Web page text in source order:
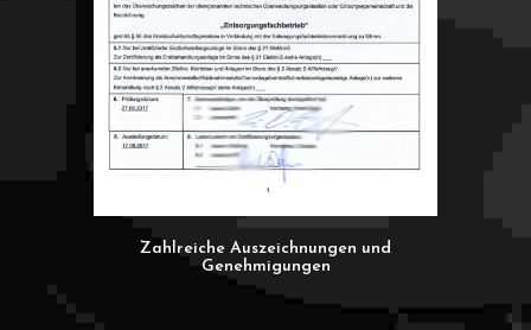
Zahlreiche Auszeichnungen und
Genehmigungen